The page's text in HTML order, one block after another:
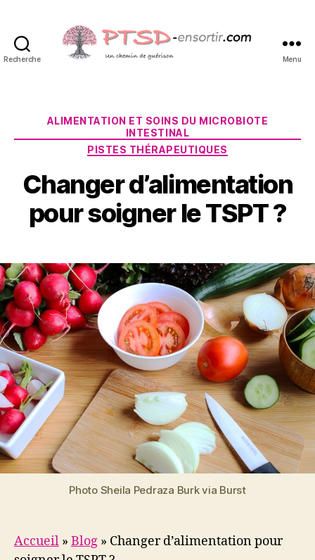
Recherche Menu
Catégories
ALIMENTATION ET SOINS DU MICROBIOTE
INTESTINAL
PISTES THÉRAPEUTIQUES
Changer d’alimentation
pour soigner le TSPT ?
l’article
a
r
S
v
a
i
n
l’article
2
8
m
0
2
0
Photo Sheila Pedraza Burk via Burst
Accueil » Blog » Changer d’alimentation pour